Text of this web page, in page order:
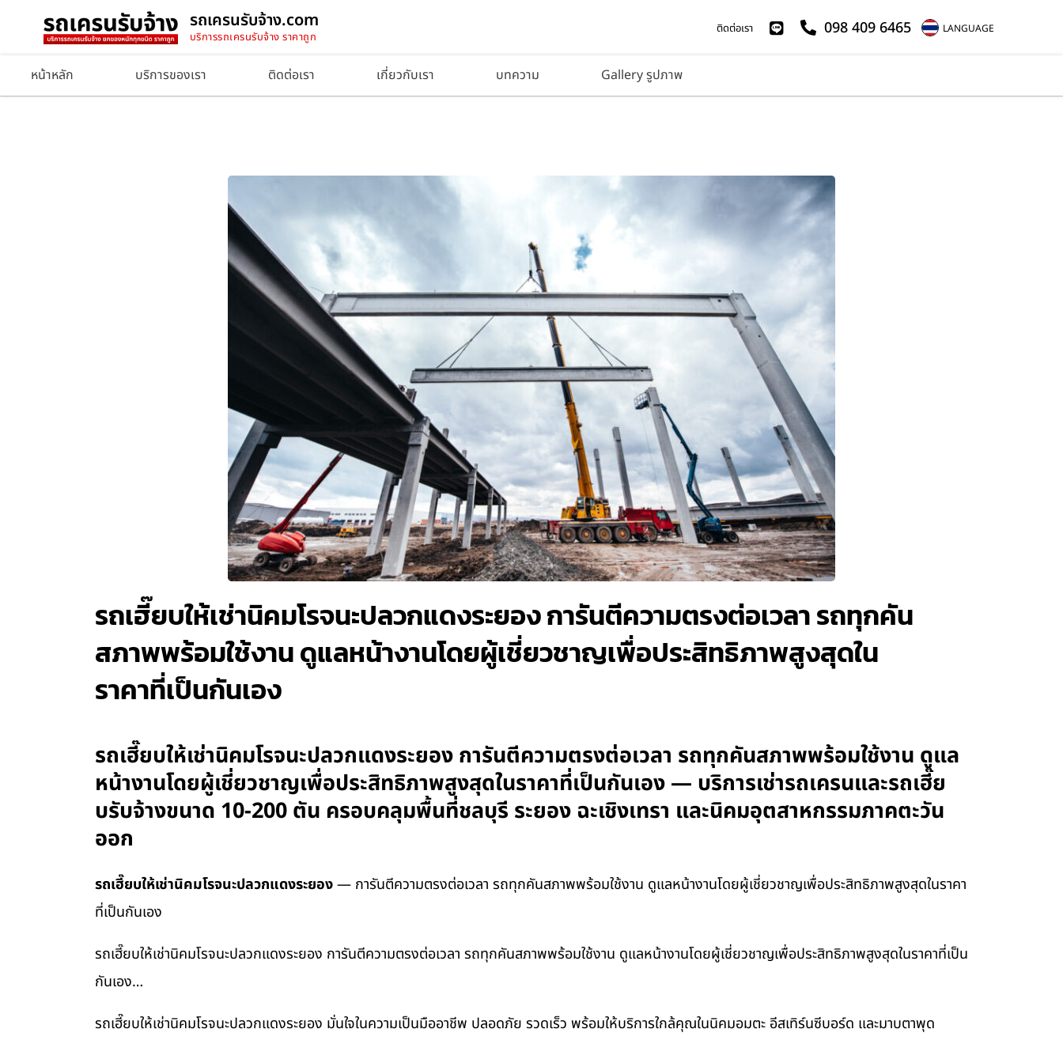
รถเครนรับจ้าง.com
บริการรถเครนรับจ้าง ราคาถูก
ติดต่อเรา 098 409 6465 LANGUAGE
หน้าหลัก บริการของเรา ติดต่อเรา เกี่ยวกับเรา บทความ Gallery รูปภาพ
รถเฮี๊ยบให้เช่านิคมโรจนะปลวกแดงระยอง การันตีความตรงต่อเวลา รถทุกคัน
สภาพพร้อมใช้งาน ดูแลหน้างานโดยผู้เชี่ยวชาญเพื่อประสิทธิภาพสูงสุดใน
ราคาที่เป็นกันเอง
รถเฮี๊ยบให้เช่านิคมโรจนะปลวกแดงระยอง การันตีความตรงต่อเวลา รถทุกคันสภาพพร้อมใช้งาน ดูแล
หน้างานโดยผู้เชี่ยวชาญเพื่อประสิทธิภาพสูงสุดในราคาที่เป็นกันเอง — บริการเช่ารถเครนและรถเฮี๊ย
บรับจ้างขนาด 10-200 ตัน ครอบคลุมพื้นที่ชลบุรี ระยอง ฉะเชิงเทรา และนิคมอุตสาหกรรมภาคตะวัน
ออก
รถเฮี๊ยบให้เช่านิคมโรจนะปลวกแดงระยอง— การันตีความตรงต่อเวลา รถทุกคันสภาพพร้อมใช้งาน ดูแลหน้างานโดยผู้เชี่ยวชาญเพื่อประสิทธิภาพสูงสุดในราคา
ที่เป็นกันเอง
รถเฮี๊ยบให้เช่านิคมโรจนะปลวกแดงระยอง การันตีความตรงต่อเวลา รถทุกคันสภาพพร้อมใช้งาน ดูแลหน้างานโดยผู้เชี่ยวชาญเพื่อประสิทธิภาพสูงสุดในราคาที่เป็น
กันเอง…
รถเฮี๊ยบให้เช่านิคมโรจนะปลวกแดงระยอง มั่นใจในความเป็นมืออาชีพ ปลอดภัย รวดเร็ว พร้อมให้บริการใกล้คุณในนิคมอมตะ อีสเทิร์นซีบอร์ด และมาบตาพุด